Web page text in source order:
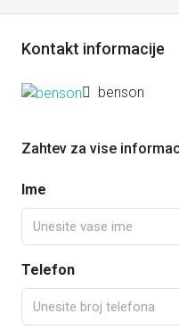
Kontakt informacije
benson
Zahtev za vise
Ime
Telefon